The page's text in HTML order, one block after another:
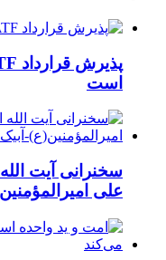
است
سخنرانی آیت
علی